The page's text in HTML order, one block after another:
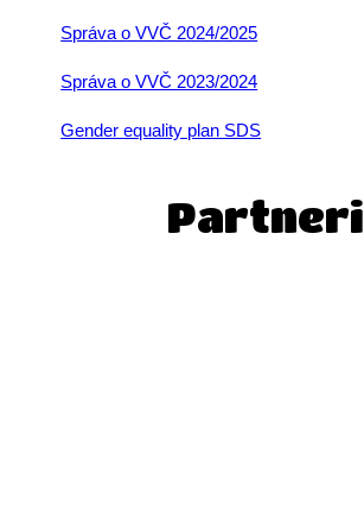
Správa o VVČ 2024/2025
Správa o VVČ 2023/2024
Gender equality plan SDS
Partneri